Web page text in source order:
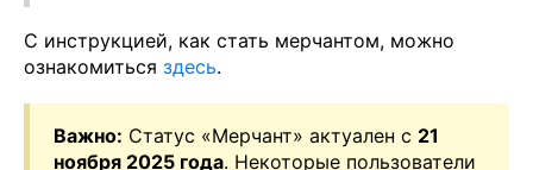
С инструкцией, как стать мерчантом, можно
ознакомиться здесь.
Важно: Статус «Мерчант» актуален с 21
ноября 2025 года. Некоторые пользователи